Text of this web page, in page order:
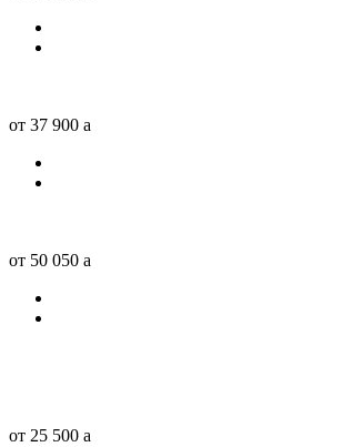
от 37 900 a
от 50 050 a
от 25 500 a